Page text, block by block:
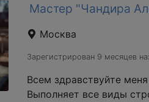
Мастер "Чандира
Москва
Зарегистрирован 9 месяцев
Всем здравствуйте
Выполняет все виды